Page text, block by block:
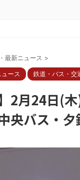
最新ニュース >
ース 鉄道・バス・交
】2月24日(
央バス・夕